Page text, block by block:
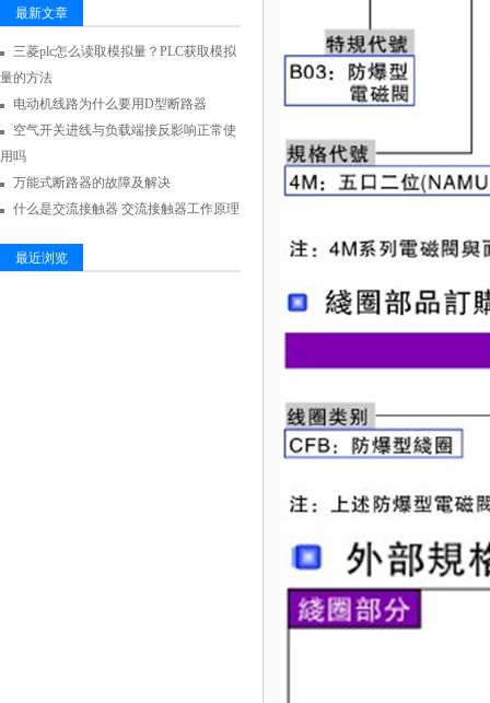
最新文章
三菱plc怎么读取模拟量？PLC获取模拟
量的方法
电动机线路为什么要用D型断路器
空气开关进线与负载端接反影响正常使
用吗
万能式断路器的故障及解决
什么是交流接触器 交流接触器工作原理
最近浏览